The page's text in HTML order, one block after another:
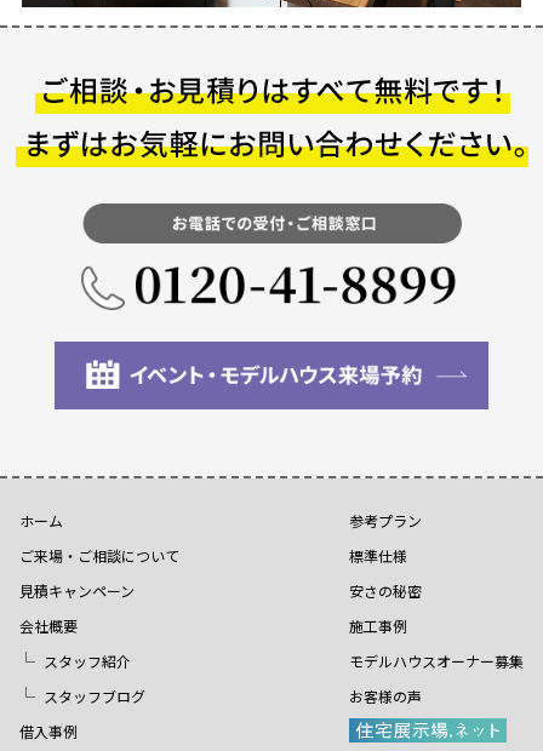
ホーム
ご来場・ご相談について
見積キャンペーン
会社概要
スタッフ紹介
スタッフブログ
借入事例
参考プラン
標準仕様
安さの秘密
施工事例
モデルハウスオーナー募集
お客様の声